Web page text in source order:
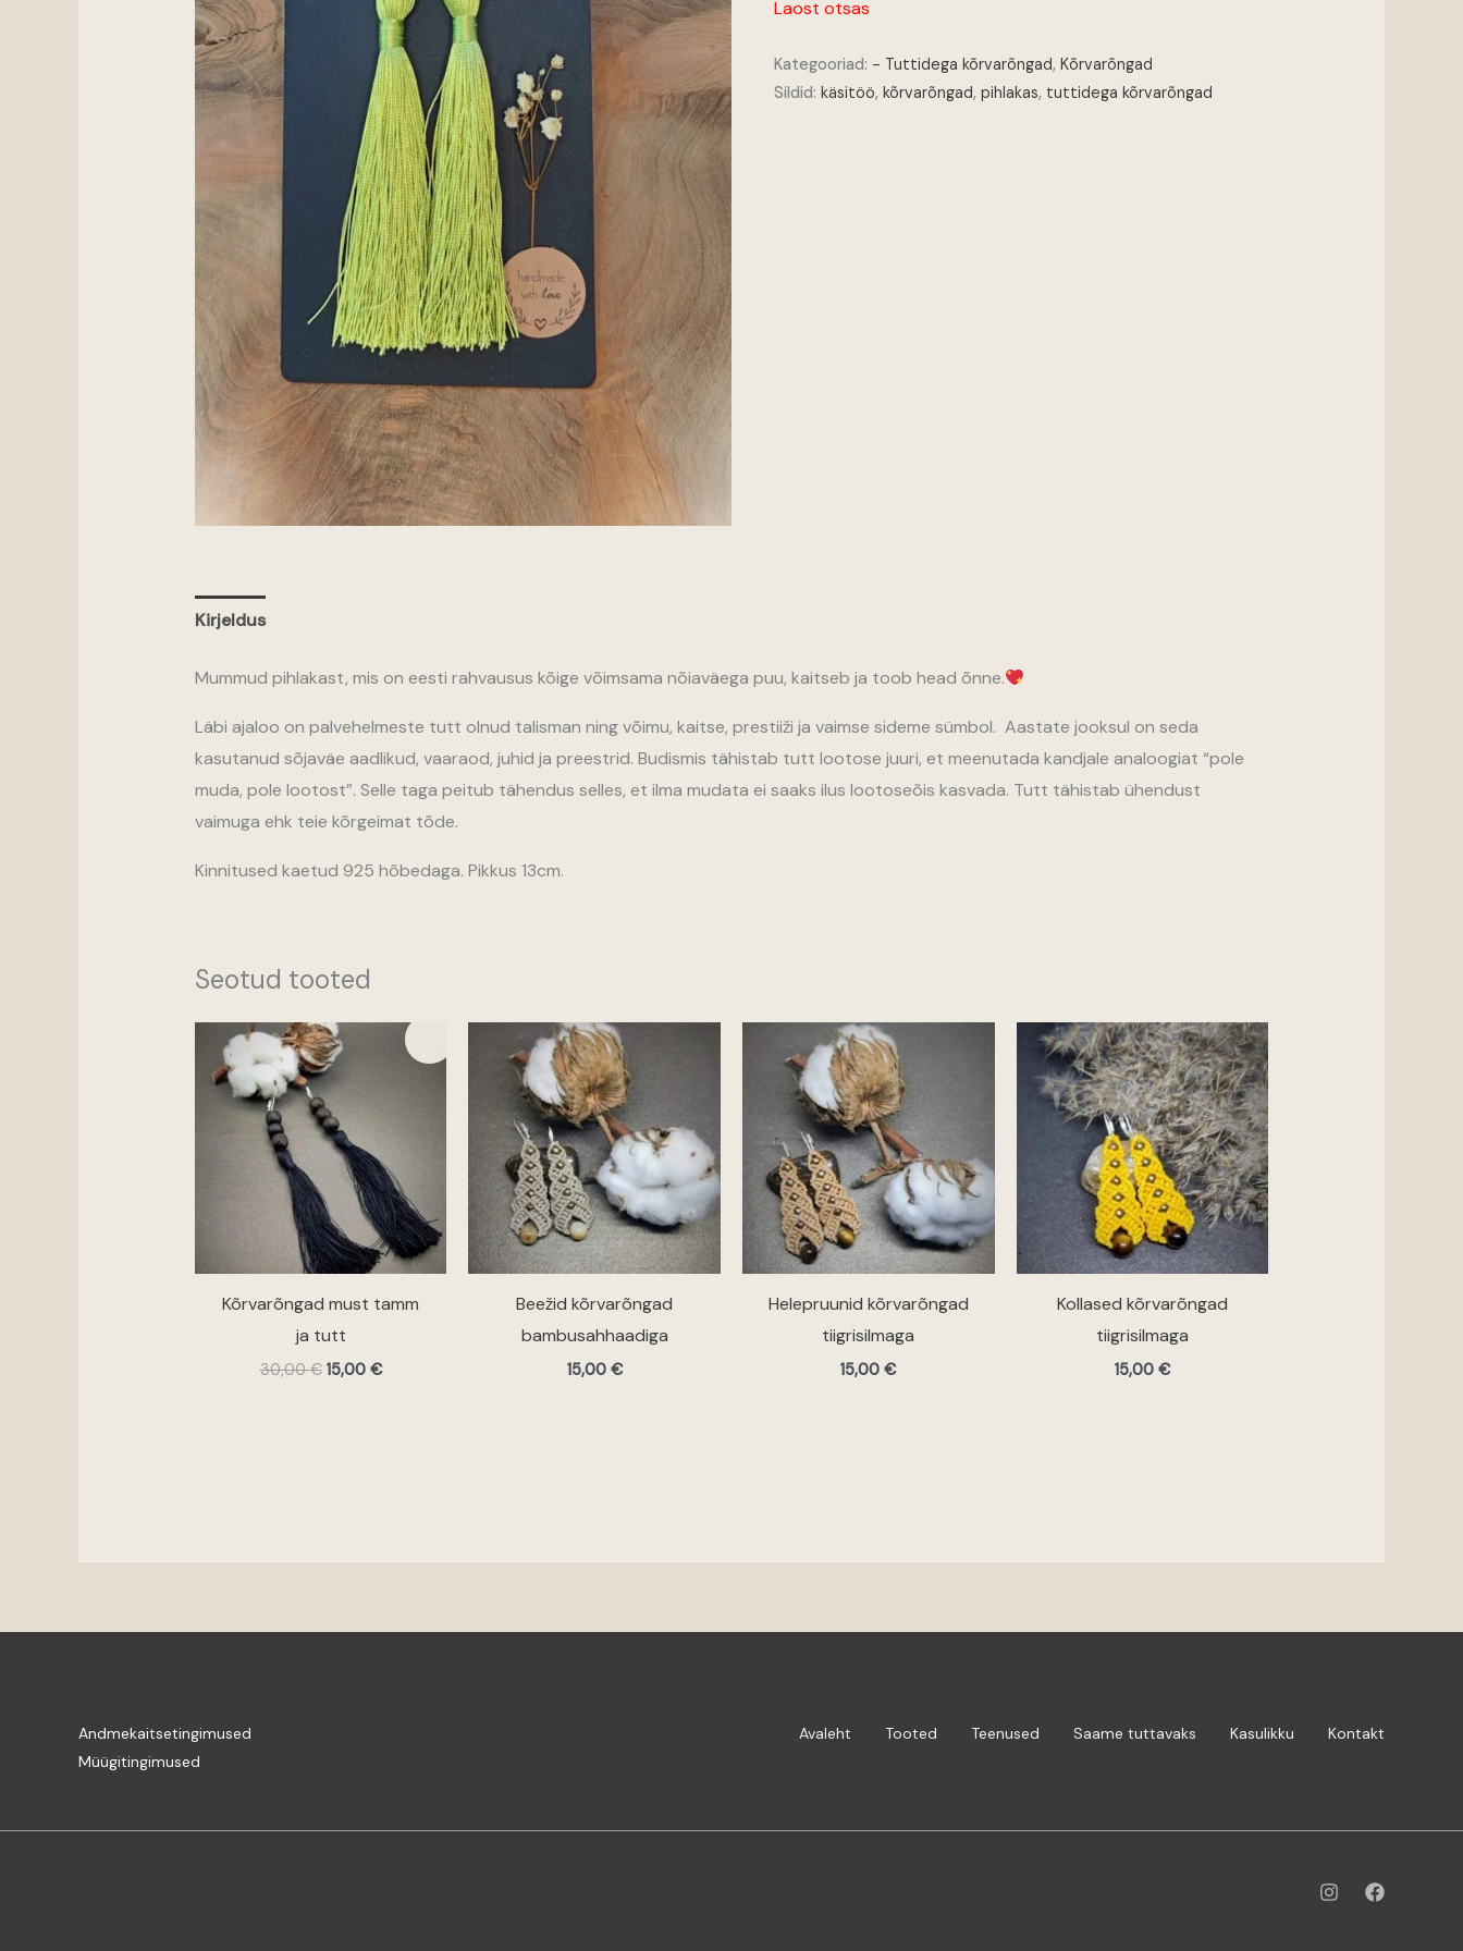
Laost otsas
Kategooriad: - Tuttidega kõrvarõngad,Kõrvarõngad
Sildid:käsitöö,kõrvarõngad,pihlakas, tuttidega kõrvarõngad
Kirjeldus
Mummud pihlakast, mis on eesti rahvausus kõige võimsama nõiaväega puu, kaitseb ja toob head õnne.
Läbi ajaloo on palvehelmeste tutt olnud talisman ning võimu, kaitse, prestiiži ja vaimse sideme sümbol. Aastate jooksul on seda
kasutanud sõjaväe aadlikud, vaaraod, juhid ja preestrid. Budismis tähistab tutt lootose juuri, et meenutada kandjale analoogiat “pole
muda, pole lootost”. Selle taga peitub tähendus selles, et ilma mudata ei saaks ilus lootoseõis kasvada. Tutt tähistab ühendust
vaimuga ehk teie kõrgeimat tõde.
Kinnitused kaetud 925 hõbedaga. Pikkus 13cm.
Seotud tooted
Kõrvarõngad must tamm
ja tutt
30,00€
Algne
hind
oli:
30,00 €.
15,00 €
Praegune
hind
Beežid kõrvarõngad
bambusahhaadiga
15,00 €
Helepruunid kõrvarõngad
tiigrisilmaga
15,00€
Kollased kõrvarõngad
tiigrisilmaga
15,00 €
Andmekaitsetingimused
Müügitingimused
Avaleht Tooted Teenused Saame tuttavaks Kasulikku Kontakt